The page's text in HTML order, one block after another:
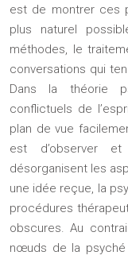
est de montrer ces
plus naturel
méthodes, le
conversations qui
Dans la théorie
conflictuels de
plan de vue
est d’observer
désorganisent les
une idée reçue, la
procédures
obscures. Au
nœuds de la psyché